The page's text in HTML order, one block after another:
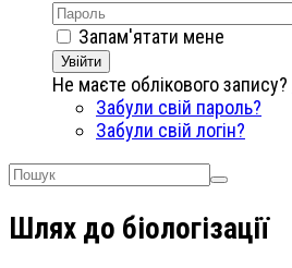
Запам'ятати мене
Увійти
Не маєте облікового запису?
Забули свій пароль?
Забули свій логін?
Шлях до біологізації